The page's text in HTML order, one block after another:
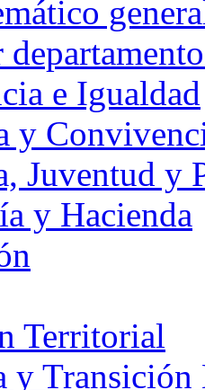
e Igualdad
y
Juventud y
y Hacienda
Territorial
y